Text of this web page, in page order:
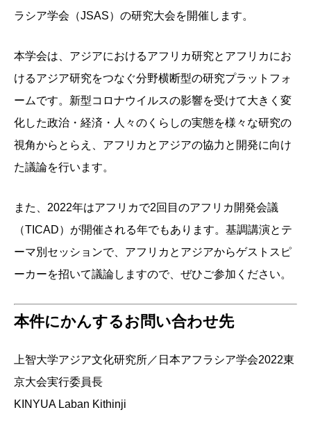
ラシア学会（JSAS）の研究大会を開催します。
本学会は、アジアにおけるアフリカ研究とアフリカにお
けるアジア研究をつなぐ分野横断型の研究プラットフォ
ームです。新型コロナウイルスの影響を受けて大きく変
化した政治・経済・人々のくらしの実態を様々な研究の
視角からとらえ、アフリカとアジアの協力と開発に向け
た議論を行います。
また、2022年はアフリカで2回目のアフリカ開発会議
（TICAD）が開催される年でもあります。基調講演とテ
ーマ別セッションで、アフリカとアジアからゲストスピ
ーカーを招いて議論しますので、ぜひご参加ください。
本件にかんするお問い合わせ先
上智大学アジア文化研究所／日本アフラシア学会2022東
京大会実行委員長
KINYUA Laban Kithinji